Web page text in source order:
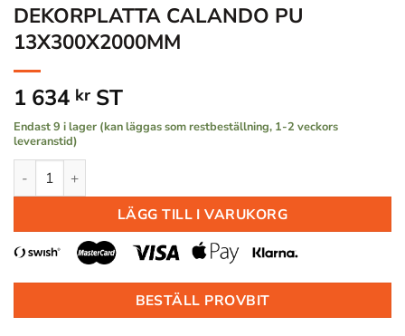
DEKORPLATTA CALANDO PU
13X300X2000MM
1 634 kr ST
Endast 9 i lager (kan läggas som restbeställning, 1-2 veckors
leveranstid)
DEKORPLATTA CALANDO PU 13X300X2000MM mängd
LÄGG TILL I VARUKORG
BESTÄLL PROVBIT